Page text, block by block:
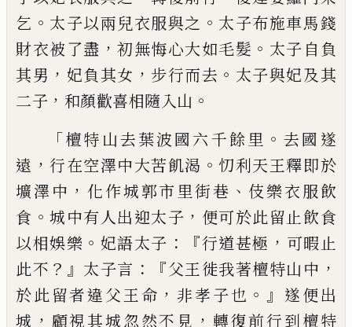
乞 。 太子以兩兒衣服與之 。 太子布施車馬錢
財衣被了盡 ，初無悔心大如毛髮 。 太子自負
其男 ， 妃負其女 ， 步行而去 。 太子與妃及其
二子 ， 和顏歡喜相隨入山 。
「檀特山去葉波國六千餘里 。去國遂
遠 ，行在空澤中大苦飢渴 。 忉利天王釋即於
壙澤中 ，化作城郭市里街巷 、 伎樂衣服飲
食 。城中有人出迎太子 ， 便可於此留止飲食
以相娛樂 。 妃語太子 ：『行道甚極 ， 可暇止
此不 ？』 太子言 ：『父王徙我著檀特山中 ，
於此留者違父王命 ， 非孝子也 。』 遂便出
城 ， 顧視其城忽然不見 ， 轉復前行到檀特